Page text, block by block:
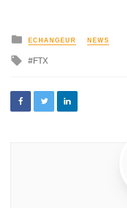
ECHANGEUR NEWS
FTX